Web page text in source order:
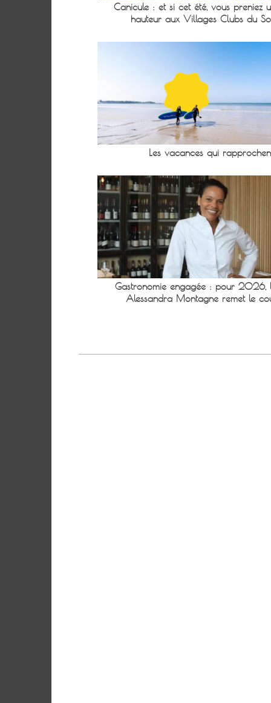
Canicule : et si cet été, vous preniez
hauteur aux Villages Clubs du
Les vacances qui
Gastronomie engagée : pour 2026,
Alessandra Montagne remet le